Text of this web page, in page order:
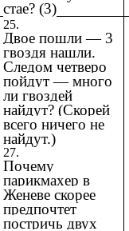
стае? (3)
25.
Двое пошли — 3
гвоздя нашли.
Следом четверо
пойдут — много
ли гвоздей
найдут? (Скорей
всего ничего не
найдут.)
27.
Почему
парикмахер в
Женеве скорее
предпочтет
постричь двух